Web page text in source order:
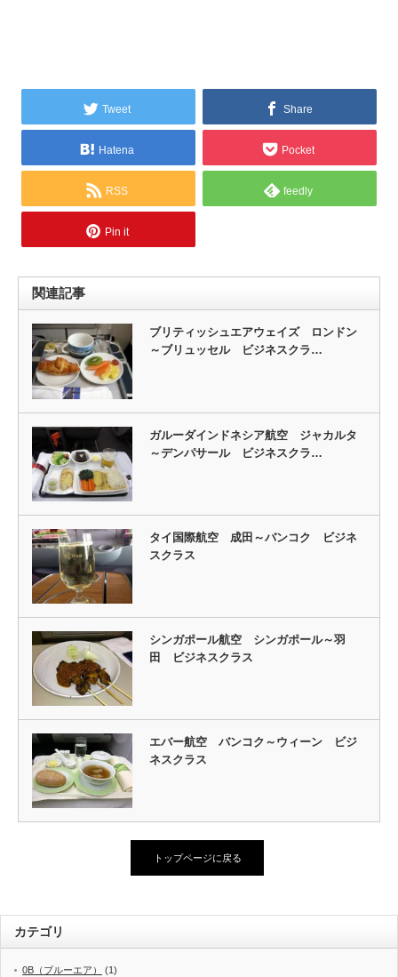
Tweet Share
Hatena Pocket
RSS feedly
Pin it
関連記事
ブリティッシュエアウェイズ ロンドン
～ブリュッセル ビジネスクラ…
ガルーダインドネシア航空 ジャカルタ
～デンパサール ビジネスクラ…
タイ国際航空 成田～バンコク ビジネ
スクラス
シンガポール航空 シンガポール～羽
田 ビジネスクラス
エバー航空 バンコク～ウィーン ビジ
ネスクラス
トップページに戻る
カテゴリ
0B（ブルーエア） (1)